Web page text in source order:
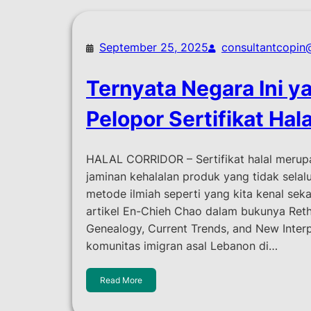
September 25, 2025
Ternyata Negara Ini
Pelopor Sertifikat
HALAL CORRIDOR – Sertifikat halal
jaminan kehalalan produk yang tidak
metode ilmiah seperti yang kita kenal
artikel En-Chieh Chao dalam bukunya
Genealogy, Current Trends, and New
komunitas imigran asal Lebanon di…
Read More